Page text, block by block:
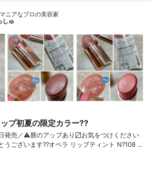
ニアなプロの美容家
しゅ
プ初夏の限定カラー??
発売／ ⚠️唇のアップあり〼 お気をつけください
うございます? ?オペラ リップティント N ?108 …